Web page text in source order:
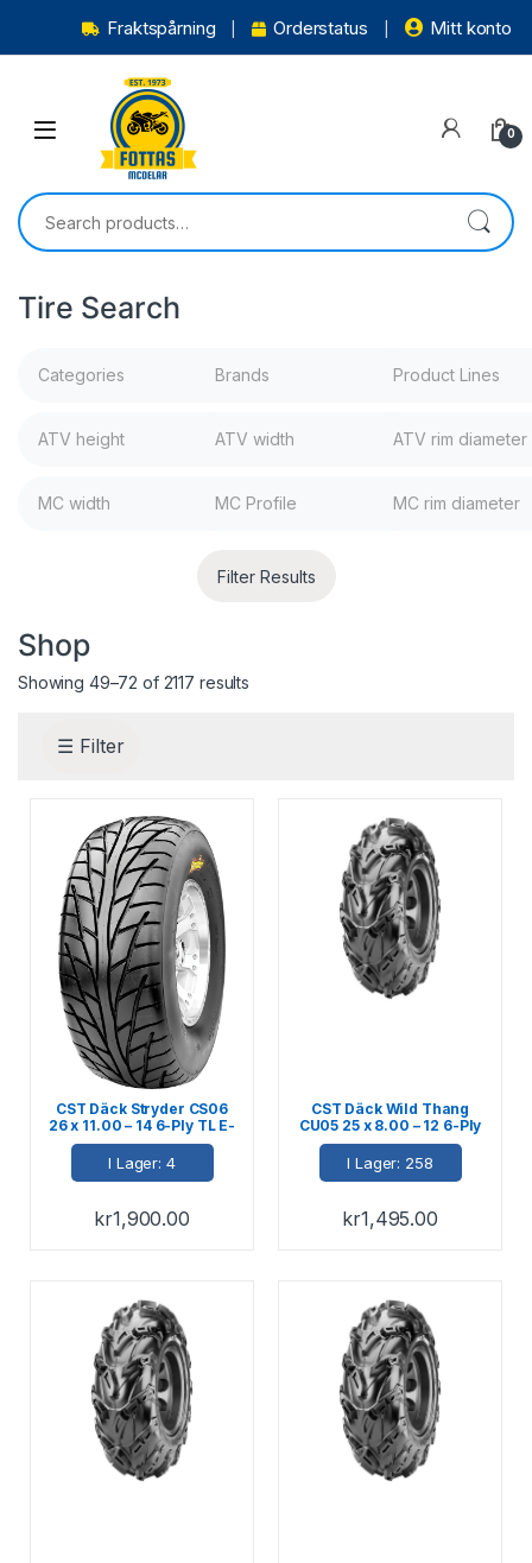
Fraktspårning Orderstatus Mitt konto
0
Tire Search
Categories Brands Product Lines
ATV height ATV width ATV rim diameter
MC width MC Profile MC rim diameter
Filter Results
Shop
Showing 49–72 of 2117 results
☰ Filter
CST Däck Stryder CS06
26 x 11.00 – 14 6-Ply TL E-
märkt 57N
I Lager: 4
kr1,900.00
CST Däck Wild Thang
CU05 25 x 8.00 – 12 6-Ply
M+S E-märkt 60J
I Lager: 258
kr1,495.00